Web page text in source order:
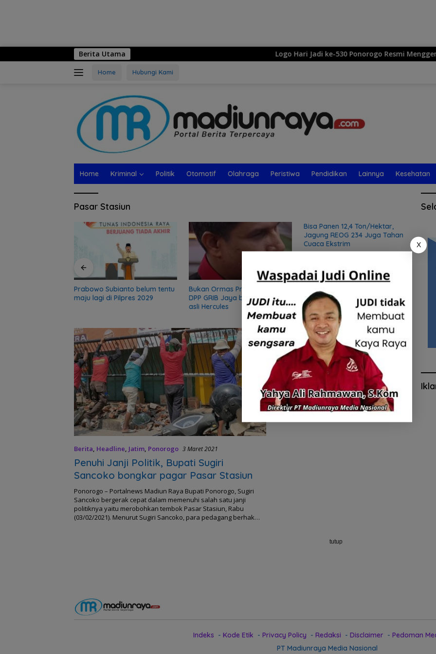
Berita Utama Logo Hari Jadi ke-530 Ponorogo Resmi Menggema:
Home Hubungi Kami
Home Kriminal Politik Otomotif Olahraga Peristiwa Pendidikan Lainnya Kesehatan
Pasar Stasiun
Prabowo Subianto belum tentu
maju lagi di Pilpres 2029
Bukan Ormas Preman, Sekjen
DPP GRIB Jaya bongkar sifat
asli Hercules
Bisa Panen 12,4 Ton/Hektar,
Jagung REOG 234 Juga Tahan
Cuaca Ekstrim
saat
Berita, Headline, Jatim, Ponorogo 3 Maret 2021
Penuhi Janji Politik, Bupati Sugiri
Sancoko bongkar pagar Pasar Stasiun
Ponorogo – Portalnews Madiun Raya Bupati Ponorogo, Sugiri
Sancoko bergerak cepat dalam memenuhi salah satu janji
politiknya yaitu merobohkan tembok Pasar Stasiun, Rabu
(03/02/2021). Menurut Sugiri Sancoko, para pedagang berhak…
Indeks Kode Etik Privacy Policy Redaksi Disclaimer
Pedoman
PT Madiunraya Media Nasional
tutup
X